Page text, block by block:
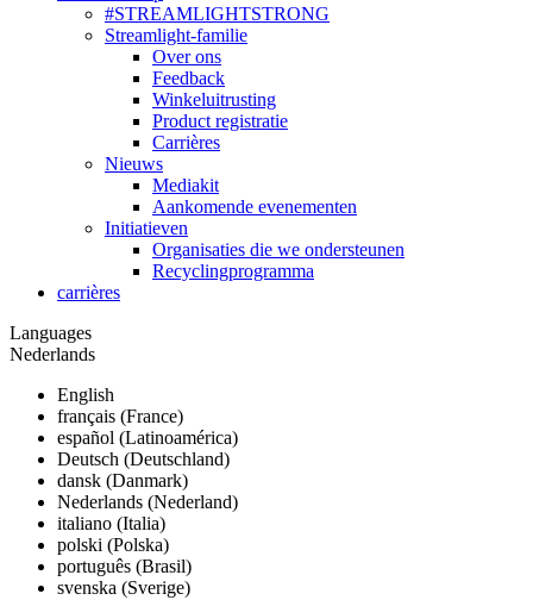
#STREAMLIGHTSTRONG
Streamlight-familie
Over ons
Feedback
Winkeluitrusting
Product registratie
Carrières
Nieuws
Mediakit
Aankomende evenementen
Initiatieven
Organisaties die we ondersteunen
Recyclingprogramma
carrières
Languages
Nederlands
English
français (France)
español (Latinoamérica)
Deutsch (Deutschland)
dansk (Danmark)
Nederlands (Nederland)
italiano (Italia)
polski (Polska)
português (Brasil)
svenska (Sverige)